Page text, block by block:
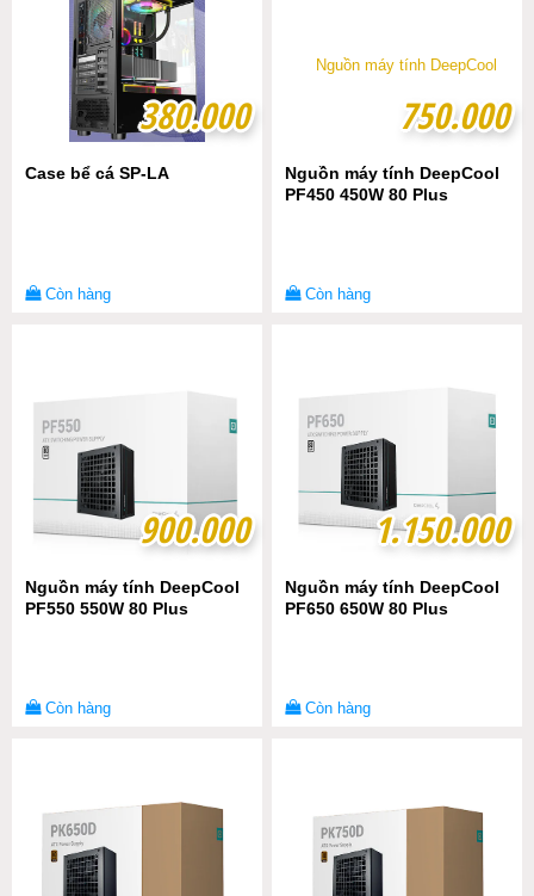
380.000
380.000
Case bể cá SP-LA
Còn hàng
750.000
750.000
Nguồn máy tính DeepCool
PF450 450W 80 Plus
Còn hàng
900.000
900.000
Nguồn máy tính DeepCool
PF550 550W 80 Plus
Còn hàng
1.150.000
1.150.000
Nguồn máy tính DeepCool
PF650 650W 80 Plus
Còn hàng